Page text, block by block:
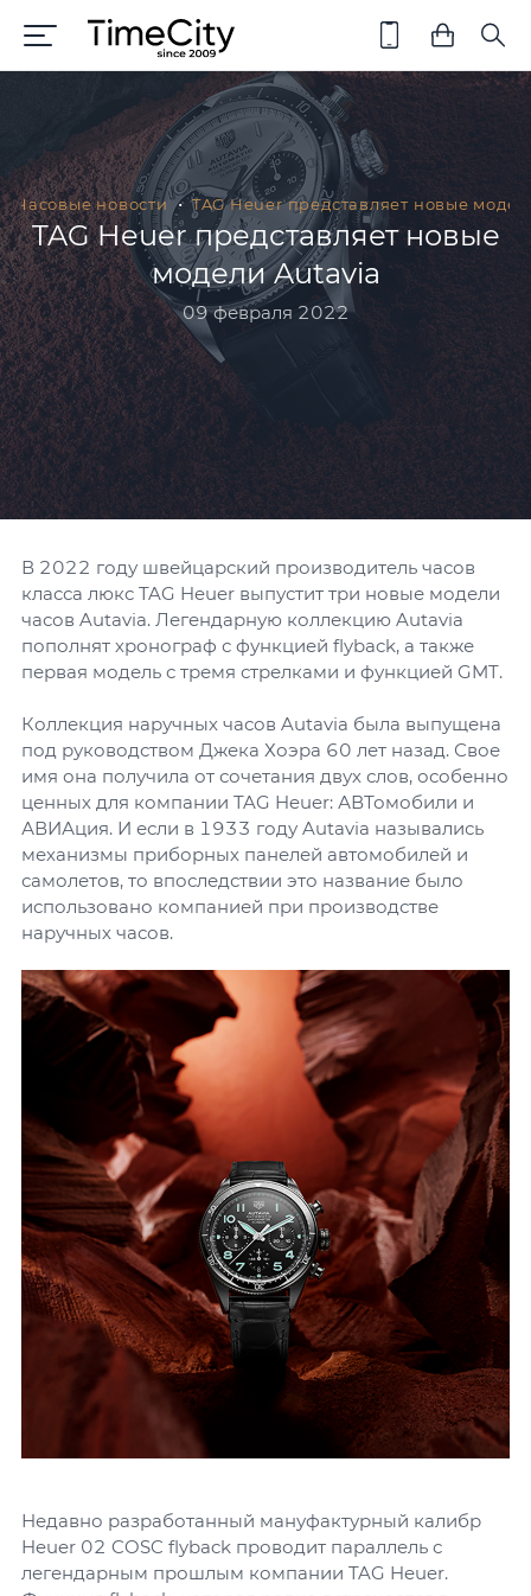
Часовые новости TAG Heuer представляет новые
TAG Heuer представляет новые
модели Autavia
09 февраля 2022
В 2022 году швейцарский производитель часов
класса люкс TAG Heuer выпустит три новые модели
часов Autavia. Легендарную коллекцию Autavia
пополнят хронограф с функцией flyback, а также
первая модель с тремя стрелками и функцией GMT.
Коллекция наручных часов Autavia была выпущена
под руководством Джека Хоэра 60 лет назад. Свое
имя она получила от сочетания двух слов, особенно
ценных для компании TAG Heuer: АВТомобили и
АВИАция. И если в 1933 году Autavia назывались
механизмы приборных панелей автомобилей и
самолетов, то впоследствии это название было
использовано компанией при производстве
наручных часов.
Недавно разработанный мануфактурный калибр
Heuer 02 COSC flyback проводит параллель с
легендарным прошлым компании TAG Heuer.